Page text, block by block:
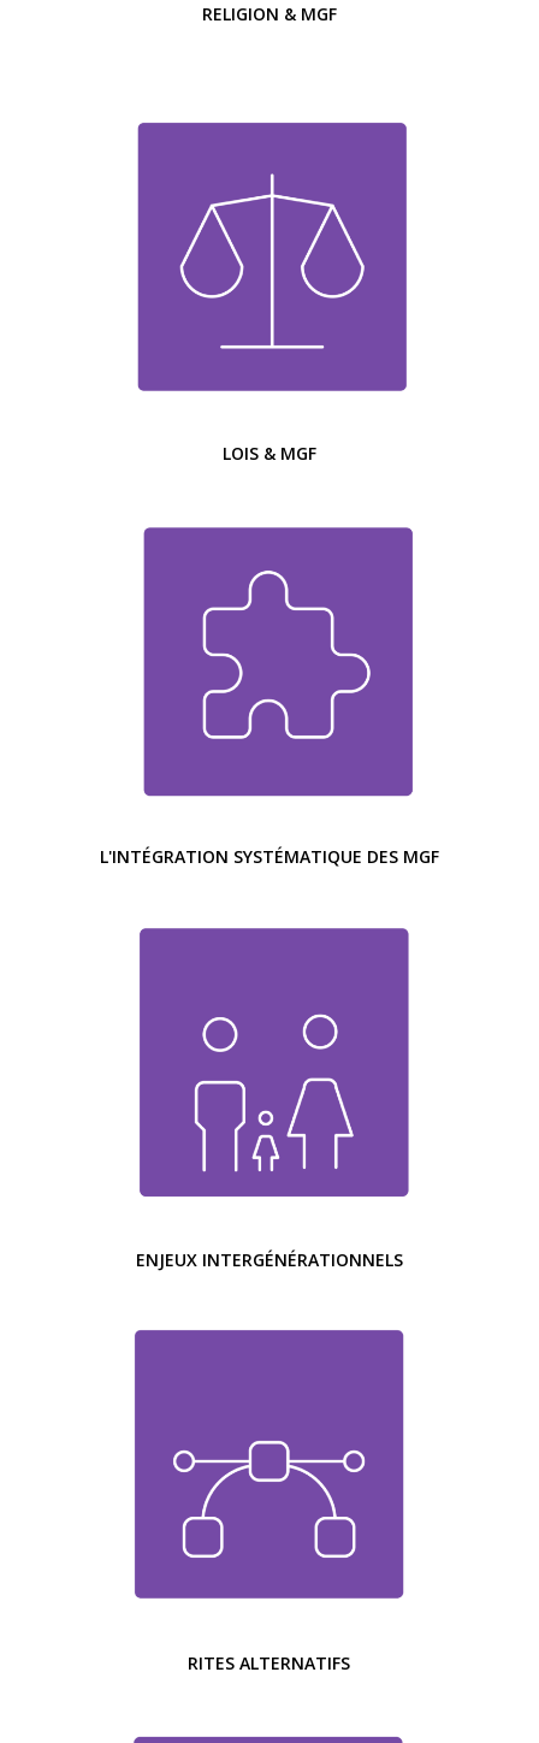
RELIGION & MGF
LOIS & MGF
L'INTÉGRATION SYSTÉMATIQUE DES MGF
ENJEUX INTERGÉNÉRATIONNELS
RITES ALTERNATIFS